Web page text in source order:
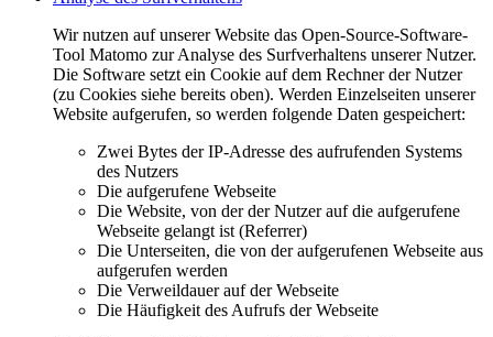
Wir nutzen auf unserer Website das Open-Source-Software-
Tool Matomo zur Analyse des Surfverhaltens unserer Nutzer.
Die Software setzt ein Cookie auf dem Rechner der Nutzer
(zu Cookies siehe bereits oben). Werden Einzelseiten unserer
Website aufgerufen, so werden folgende Daten gespeichert:
Zwei Bytes der IP-Adresse des aufrufenden Systems
des Nutzers
Die aufgerufene Webseite
Die Website, von der der Nutzer auf die aufgerufene
Webseite gelangt ist (Referrer)
Die Unterseiten, die von der aufgerufenen Webseite aus
aufgerufen werden
Die Verweildauer auf der Webseite
Die Häufigkeit des Aufrufs der Webseite